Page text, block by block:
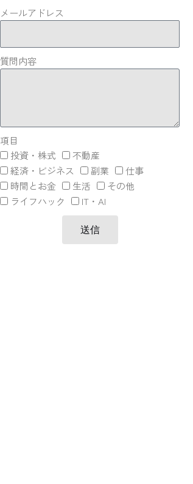
メールアドレス
質問内容
項目
投資・株式
不動産
経済・ビジネス
副業
仕事
時間とお金
生活
その他
ライフハック
IT・AI
送信